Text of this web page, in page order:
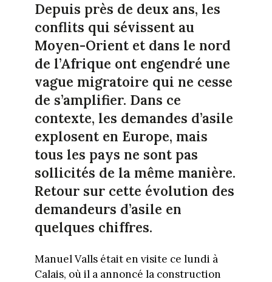
Depuis près de deux ans, les
conflits qui sévissent au
Moyen-Orient et dans le nord
de l’Afrique ont engendré une
vague migratoire qui ne cesse
de s’amplifier. Dans ce
contexte, les demandes d’asile
explosent en Europe, mais
tous les pays ne sont pas
sollicités de la même manière.
Retour sur cette évolution des
demandeurs d’asile en
quelques chiffres.
Manuel Valls était en visite ce lundi à
Calais, où il a annoncé la construction